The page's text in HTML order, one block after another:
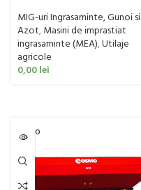
model SPR, 800 – 1000 litri
MIG-uri Ingrasaminte, Gunoi si
Azot,Masini de imprastiat
ingrasaminte (MEA),Utilaje
agricole
0,00lei
SOLD O
UT